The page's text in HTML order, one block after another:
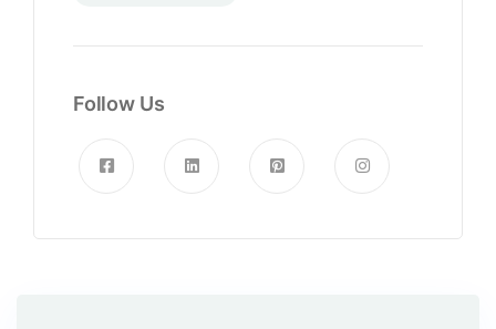
Follow Us